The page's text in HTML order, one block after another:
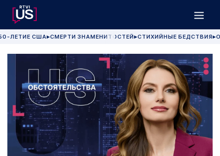
ЛЕТИЕ США▶СМЕРТИ ЗНАМЕНИТОСТЕЙ▶СТИХИЙНЫЕ БЕДСТВИЯ▶